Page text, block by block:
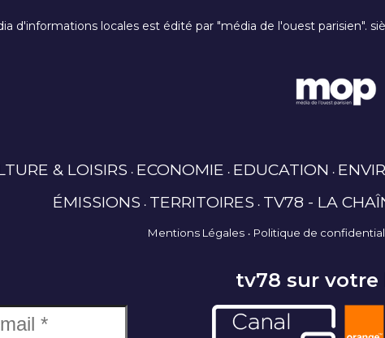
d'informations locales est édité par "média de l'ouest parisien".
& LOISIRS ECONOMIE EDUCATION
ÉMISSIONS TERRITOIRES TV78 - LA
Mentions Légales Politique de
tv78 sur votre